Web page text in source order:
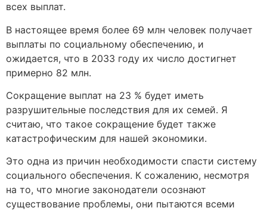
всех выплат.
В настоящее время более 69 млн человек получает
выплаты по социальному обеспечению, и
ожидается, что в 2033 году их число достигнет
примерно 82 млн.
Сокращение выплат на 23 % будет иметь
разрушительные последствия для их семей. Я
считаю, что такое сокращение будет также
катастрофическим для нашей экономики.
Это одна из причин необходимости спасти систему
социального обеспечения. К сожалению, несмотря
на то, что многие законодатели осознают
существование проблемы, они пытаются всеми